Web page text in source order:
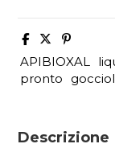
APIBIOXAL
pronto
Descrizione